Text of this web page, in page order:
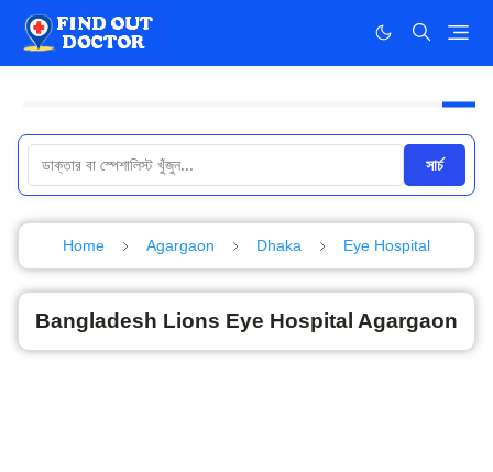
সার্চ
Home Agargaon Dhaka Eye Hospital
Bangladesh Lions Eye Hospital Agargaon